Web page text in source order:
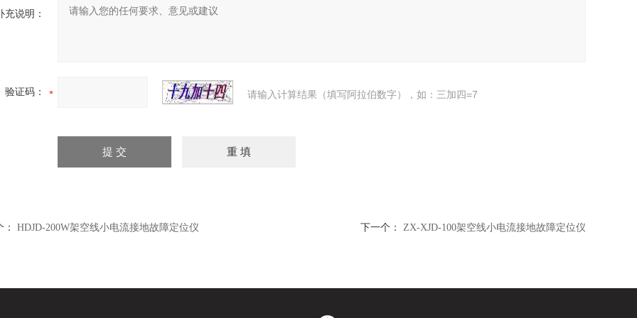
充说明：
验证码： 请输入计算结果（填写阿拉伯数字），如：三加四=7
HDJD-200W架空线小电流接地故障定位仪 下一个： ZX-XJD-100架空线小电流接地故障定位仪